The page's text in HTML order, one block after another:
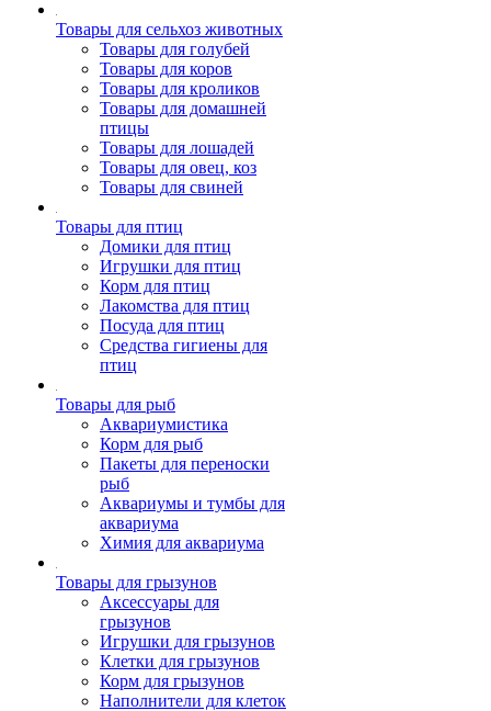
Товары для сельхоз животных
Товары для голубей
Товары для коров
Товары для кроликов
Товары для домашней
птицы
Товары для лошадей
Товары для овец, коз
Товары для свиней
Товары для птиц
Домики для птиц
Игрушки для птиц
Корм для птиц
Лакомства для птиц
Посуда для птиц
Средства гигиены для
птиц
Товары для рыб
Аквариумистика
Корм для рыб
Пакеты для переноски
рыб
Аквариумы и тумбы для
аквариума
Химия для аквариума
Товары для грызунов
Аксессуары для
грызунов
Игрушки для грызунов
Клетки для грызунов
Корм для грызунов
Наполнители для клеток